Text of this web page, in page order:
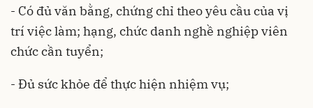
- Có đủ văn bằng, chứng chỉ theo yêu cầu của vị
trí việc làm; hạng, chức danh nghề nghiệp viên
chức cần tuyển;
- Đủ sức khỏe để thực hiện nhiệm vụ;